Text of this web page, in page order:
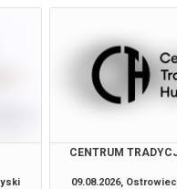
CENTRUM
09.08.2026,